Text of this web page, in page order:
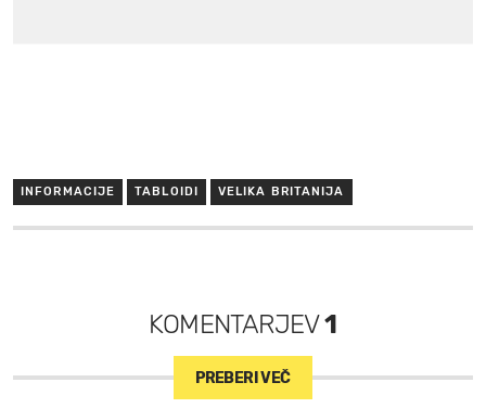
INFORMACIJE TABLOIDI VELIKA BRITANIJA
KOMENTARJEV1
PREBERI VEČ